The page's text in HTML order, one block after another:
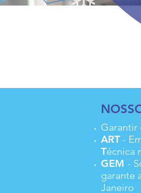
ART -
Técnica
GEM -
garante
Janeiro